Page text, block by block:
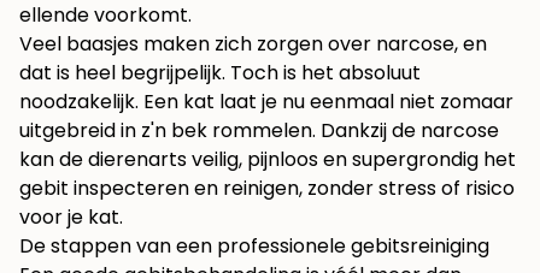
ellende voorkomt.
Veel baasjes maken zich zorgen over narcose, en
dat is heel begrijpelijk. Toch is het absoluut
noodzakelijk. Een kat laat je nu eenmaal niet zomaar
uitgebreid in z'n bek rommelen. Dankzij de narcose
kan de dierenarts veilig, pijnloos en supergrondig het
gebit inspecteren en reinigen, zonder stress of risico
voor je kat.
De stappen van een professionele gebitsreiniging